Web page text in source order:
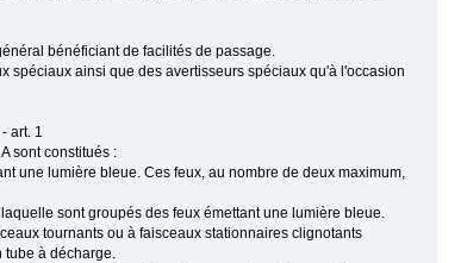
bénéficiant de facilités de passage.
spéciaux ainsi que des avertisseurs spéciaux qu'à l'occasion
art. 1
sont constitués :
une lumière bleue. Ces feux, au nombre de deux maximum,
sont groupés des feux émettant une lumière bleue.
tournants ou à faisceaux stationnaires clignotants
à décharge.